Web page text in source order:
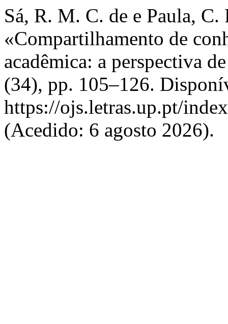
Sá, R. M. C. de e Paula, C.
«Compartilhamento de
acadêmica: a perspectiva
(34), pp. 105–126.
https://ojs.letras.up.pt/
(Acedido: 6 agosto 2026).